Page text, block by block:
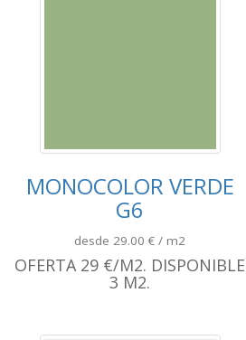
MONOCOLOR VERDE
G6
desde 29.00 € / m2
OFERTA 29 €/M2. DISPONIBLE
3 M2.